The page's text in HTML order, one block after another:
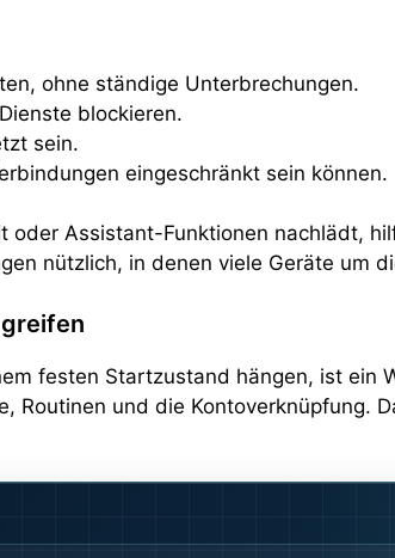
ohne ständige Unterbrechungen.
blockieren.
sein.
eingeschränkt sein können.
Assistant-Funktionen nachlädt,
nützlich, in denen viele Geräte um
festen Startzustand hängen, ist ein
Routinen und die Kontoverknüpfung.